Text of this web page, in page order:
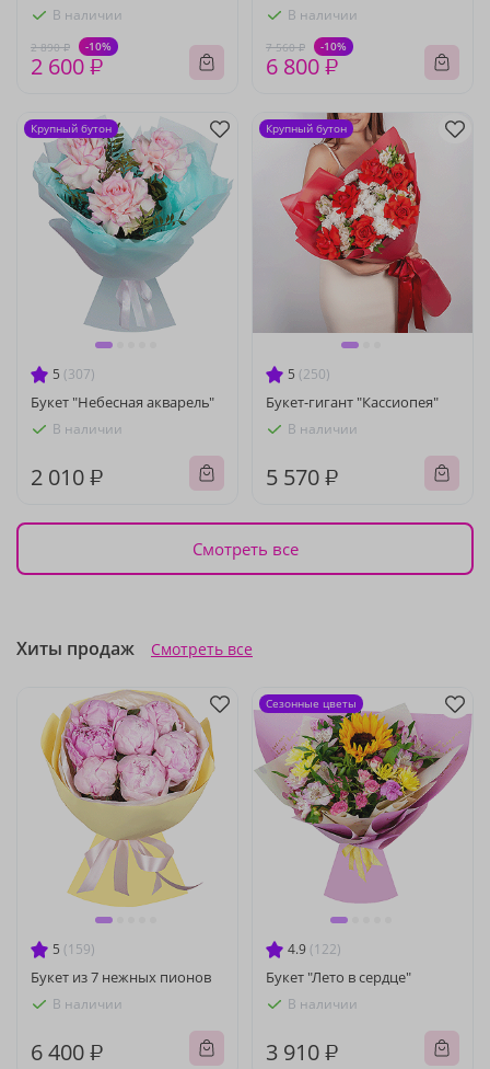
В наличии
2 890 ₽ -10%
2 600 ₽
В наличии
7 560 ₽ -10%
6 800 ₽
5 (307)
Букет "Небесная акварель"
В наличии
2 010 ₽
Крупный бутон
5 (250)
Букет-гигант "Кассиопея"
В наличии
5 570 ₽
Крупный бутон
Смотреть все
Хиты продаж Смотреть все
5 (159)
Букет из 7 нежных пионов
В наличии
6 400 ₽
4.9 (122)
Букет "Лето в сердце"
В наличии
3 910 ₽
Сезонные цветы